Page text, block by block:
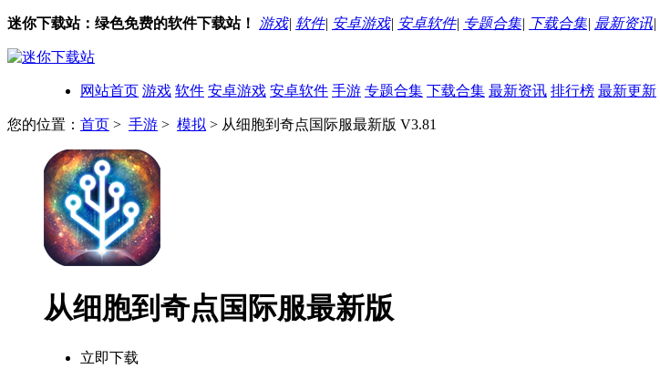
迷你下载站：绿色免费的软件下载站！ 游戏| 软件| 安卓游戏| 安卓软件| 专题合集| 下载合集| 最新资讯|
网站首页 游戏 软件 安卓游戏 安卓软件 手游 专题合集 下载合集 最新资讯 排行榜 最新更新
您的位置： 首页 > 手游 > 模拟 > 从细胞到奇点国际服最新版 V3.81
从细胞到奇点国际服最新版
立即下载